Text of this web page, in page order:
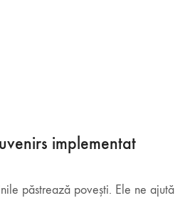
implementat
păstrează povești. Ele ne ajută